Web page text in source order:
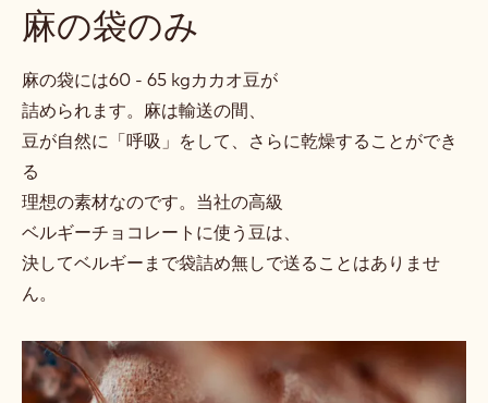
麻の袋のみ
麻の袋には60 - 65 kgカカオ豆が
詰められます。麻は輸送の間、
豆が自然に「呼吸」をして、さらに乾燥することができ
る
理想の素材なのです。当社の高級
ベルギーチョコレートに使う豆は、
決してベルギーまで袋詰め無しで送ることはありませ
ん。